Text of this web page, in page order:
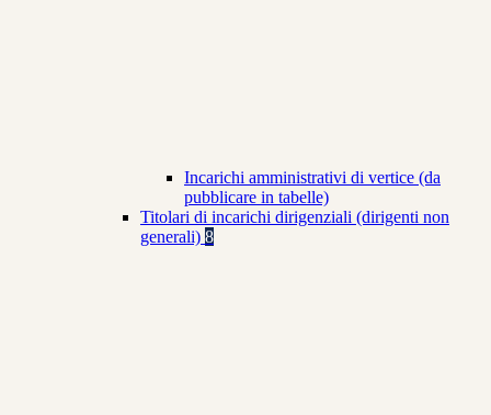
Incarichi amministrativi di vertice (da
pubblicare in tabelle)
Titolari di incarichi dirigenziali (dirigenti non
generali) 8